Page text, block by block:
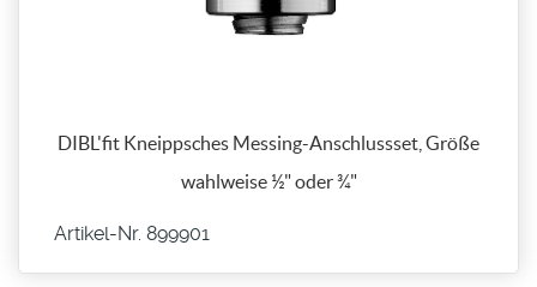
DIBL'fit Kneippsches Messing-Anschlussset, Größe
wahlweise ½" oder ¾"
Artikel-Nr. 899901